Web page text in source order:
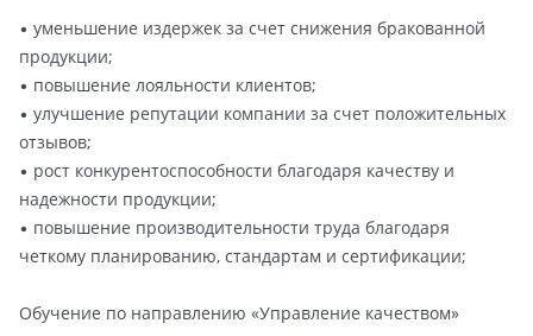
• уменьшение издержек за счет снижения бракованной
продукции;
• повышение лояльности клиентов;
• улучшение репутации компании за счет положительных
отзывов;
• рост конкурентоспособности благодаря качеству и
надежности продукции;
• повышение производительности труда благодаря
четкому планированию, стандартам и сертификации;
Обучение по направлению «Управление качеством»